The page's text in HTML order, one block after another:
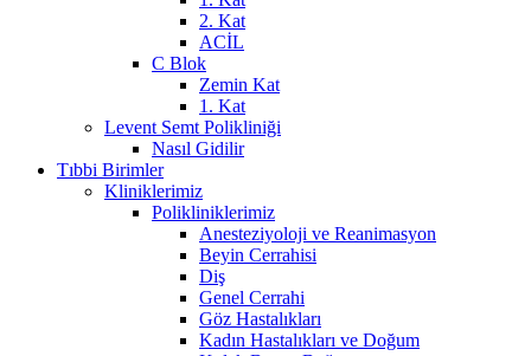
2. Kat
ACİL
C Blok
Zemin Kat
1. Kat
Levent Semt Polikliniği
Nasıl Gidilir
Tıbbi Birimler
Kliniklerimiz
Polikliniklerimiz
Anesteziyoloji ve Reanimasyon
Beyin Cerrahisi
Diş
Genel Cerrahi
Göz Hastalıkları
Kadın Hastalıkları ve Doğum